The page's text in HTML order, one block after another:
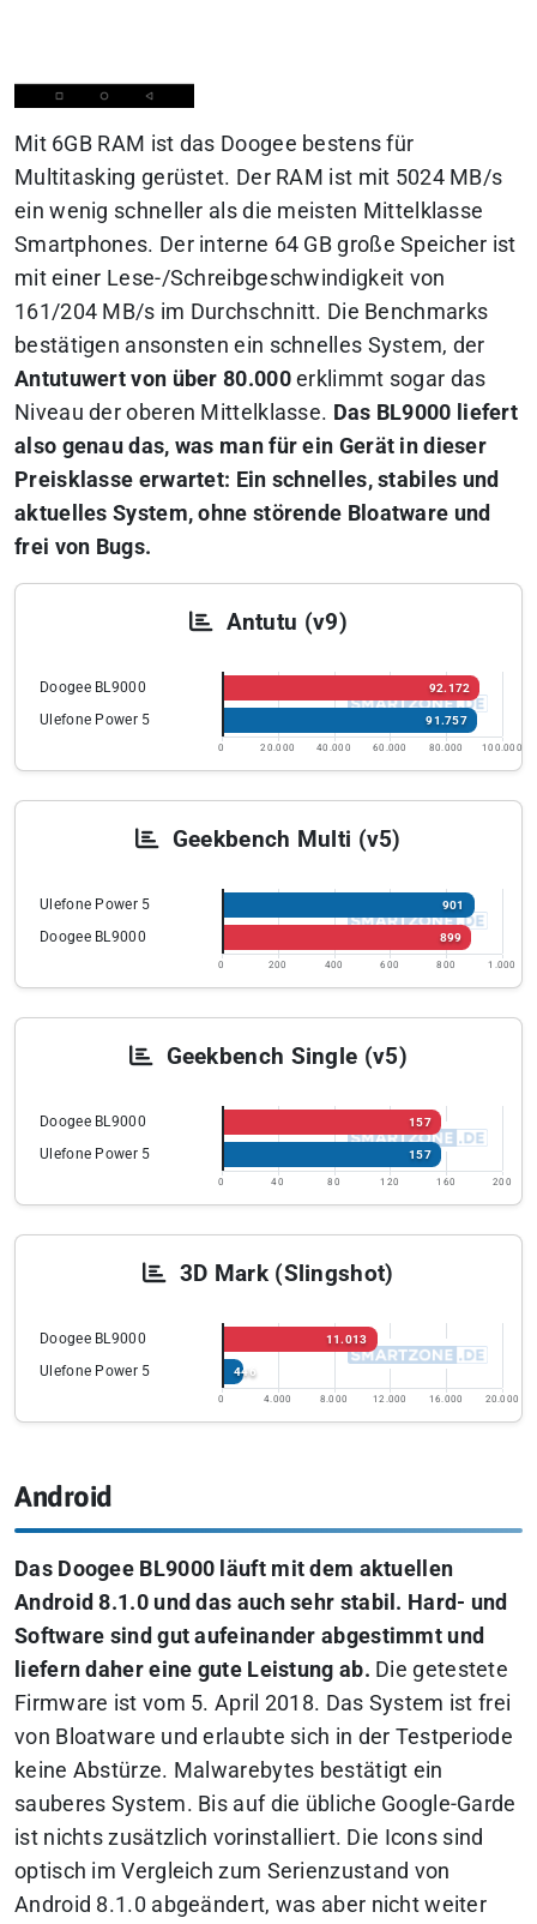
Mit 6GB RAM ist das Doogee bestens für
Multitasking gerüstet. Der RAM ist mit 5024 MB/s
ein wenig schneller als die meisten Mittelklasse
Smartphones. Der interne 64 GB große Speicher ist
mit einer Lese-/Schreibgeschwindigkeit von
161/204 MB/s im Durchschnitt. Die Benchmarks
bestätigen ansonsten ein schnelles System, der
Antutuwert von über 80.000erklimmt sogar das
Niveau der oberen Mittelklasse. Das BL9000 liefert
also genau das, was man für ein Gerät in dieser
Preisklasse erwartet: Ein schnelles, stabiles und
aktuelles System, ohne störende Bloatware und
frei von Bugs.
Antutu (v9)
Doogee BL9000 92.172
Ulefone Power 5 91.757
0 20.000 40.000 60.000 80.000 100.000
Geekbench Multi (v5)
Ulefone Power 5 901
Doogee BL9000 899
0 200 400 600 800 1.000
Geekbench Single (v5)
Doogee BL9000 157
Ulefone Power 5 157
0 40 80 120 160 200
3D Mark (Slingshot)
Doogee BL9000 11.013
Ulefone Power 5 446
0 4.000 8.000 12.000 16.000 20.000
Android
Das Doogee BL9000 läuft mit dem aktuellen
Android 8.1.0 und das auch sehr stabil. Hard- und
Software sind gut aufeinander abgestimmt und
liefern daher eine gute Leistung ab. Die getestete
Firmware ist vom 5. April 2018. Das System ist frei
von Bloatware und erlaubte sich in der Testperiode
keine Abstürze. Malwarebytes bestätigt ein
sauberes System. Bis auf die übliche Google-Garde
ist nichts zusätzlich vorinstalliert. Die Icons sind
optisch im Vergleich zum Serienzustand von
Android 8.1.0 abgeändert, was aber nicht weiter